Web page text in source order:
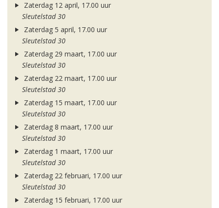
Zaterdag 12 april, 17.00 uur
Sleutelstad 30
Zaterdag 5 april, 17.00 uur
Sleutelstad 30
Zaterdag 29 maart, 17.00 uur
Sleutelstad 30
Zaterdag 22 maart, 17.00 uur
Sleutelstad 30
Zaterdag 15 maart, 17.00 uur
Sleutelstad 30
Zaterdag 8 maart, 17.00 uur
Sleutelstad 30
Zaterdag 1 maart, 17.00 uur
Sleutelstad 30
Zaterdag 22 februari, 17.00 uur
Sleutelstad 30
Zaterdag 15 februari, 17.00 uur